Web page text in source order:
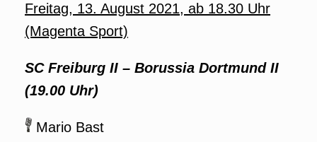
Freitag, 13. August 2021, ab 18.30 Uhr
(Magenta Sport)
SC Freiburg II – Borussia Dortmund II
(19.00 Uhr)
Mario Bast